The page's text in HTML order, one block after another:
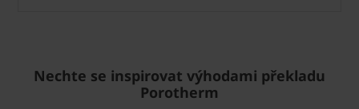
Nechte se inspirovat výhodami překladu
Porotherm